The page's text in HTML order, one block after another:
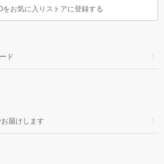
をお気に入りストアに登録する
ド
届けします